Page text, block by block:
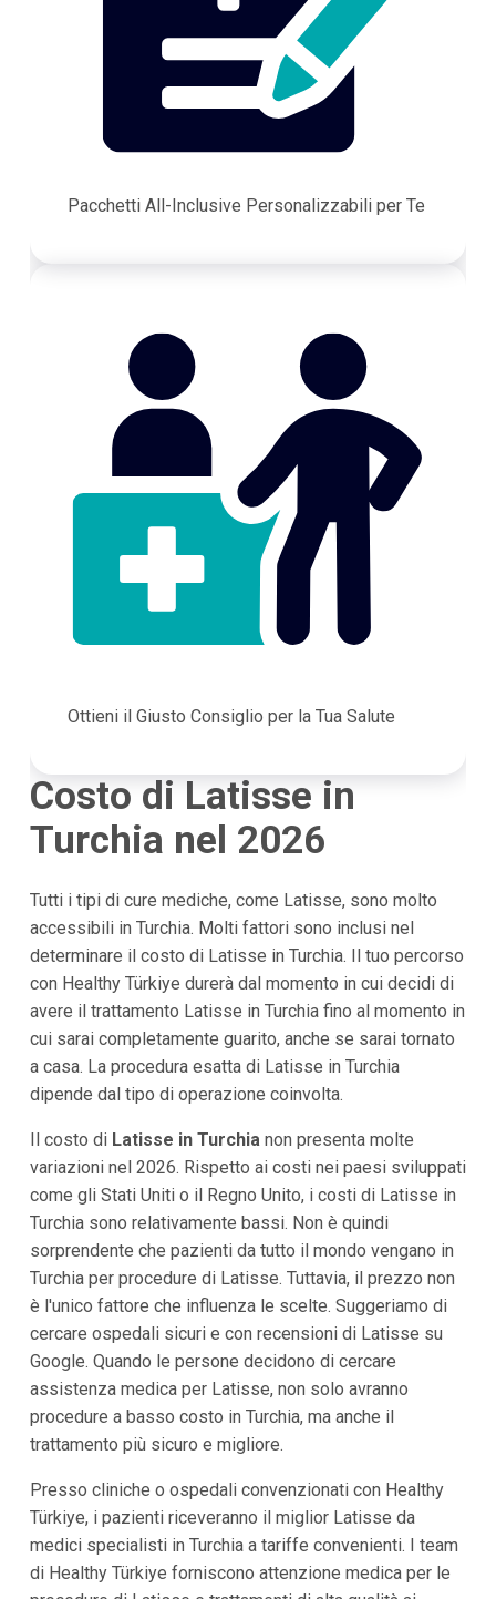
Pacchetti All-Inclusive Personalizzabili per Te
Ottieni il Giusto Consiglio per la Tua Salute
Costo di Latisse in
Turchia nel 2026
Tutti i tipi di cure mediche, come Latisse, sono molto
accessibili in Turchia. Molti fattori sono inclusi nel
determinare il costo di Latisse in Turchia. Il tuo percorso
con Healthy Türkiye durerà dal momento in cui decidi di
avere il trattamento Latisse in Turchia fino al momento in
cui sarai completamente guarito, anche se sarai tornato
a casa. La procedura esatta di Latisse in Turchia
dipende dal tipo di operazione coinvolta.
Il costo di Latisse in Turchia non presenta molte
variazioni nel 2026. Rispetto ai costi nei paesi sviluppati
come gli Stati Uniti o il Regno Unito, i costi di Latisse in
Turchia sono relativamente bassi. Non è quindi
sorprendente che pazienti da tutto il mondo vengano in
Turchia per procedure di Latisse. Tuttavia, il prezzo non
è l'unico fattore che influenza le scelte. Suggeriamo di
cercare ospedali sicuri e con recensioni di Latisse su
Google. Quando le persone decidono di cercare
assistenza medica per Latisse, non solo avranno
procedure a basso costo in Turchia, ma anche il
trattamento più sicuro e migliore.
Presso cliniche o ospedali convenzionati con Healthy
Türkiye, i pazienti riceveranno il miglior Latisse da
medici specialisti in Turchia a tariffe convenienti. I team
di Healthy Türkiye forniscono attenzione medica per le